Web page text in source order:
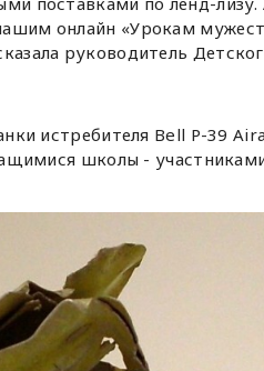
онлайн «Урокам
руководитель
истребителя Bell P-39
школы -